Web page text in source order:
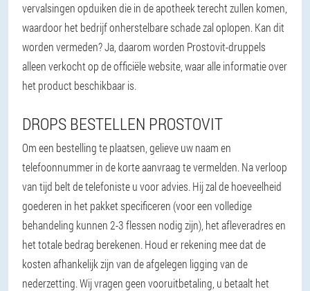
vervalsingen opduiken die in de apotheek terecht zullen komen,
waardoor het bedrijf onherstelbare schade zal oplopen. Kan dit
worden vermeden? Ja, daarom worden Prostovit-druppels
alleen verkocht op de officiële website, waar alle informatie over
het product beschikbaar is.
DROPS BESTELLEN PROSTOVIT
Om een bestelling te plaatsen, gelieve uw naam en
telefoonnummer in de korte aanvraag te vermelden. Na verloop
van tijd belt de telefoniste u voor advies. Hij zal de hoeveelheid
goederen in het pakket specificeren (voor een volledige
behandeling kunnen 2-3 flessen nodig zijn), het afleveradres en
het totale bedrag berekenen. Houd er rekening mee dat de
kosten afhankelijk zijn van de afgelegen ligging van de
nederzetting. Wij vragen geen vooruitbetaling, u betaalt het